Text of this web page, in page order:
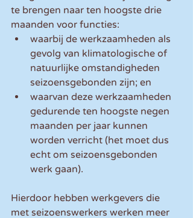
te brengen naar ten hoogste drie
maanden voor functies:
waarbij de werkzaamheden als
gevolg van klimatologische of
natuurlijke omstandigheden
seizoensgebonden zijn; en
waarvan deze werkzaamheden
gedurende ten hoogste negen
maanden per jaar kunnen
worden verricht (het moet dus
echt om seizoensgebonden
werk gaan).
Hierdoor hebben werkgevers die
met seizoenswerkers werken meer